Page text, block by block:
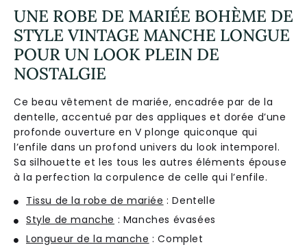
UNE ROBE DE MARIÉE BOHÈME DE
STYLE VINTAGE MANCHE LONGUE
POUR UN LOOK PLEIN DE
NOSTALGIE
Ce beau vêtement de mariée, encadrée par de la
dentelle, accentué par des appliques et dorée d’une
profonde ouverture en V plonge quiconque qui
l’enfile dans un profond univers du look intemporel.
Sa silhouette et les tous les autres éléments épouse
à la perfection la corpulence de celle qui l’enfile.
Tissu de la robe de mariée : Dentelle
Style de manche : Manches évasées
Longueur de la manche : Complet